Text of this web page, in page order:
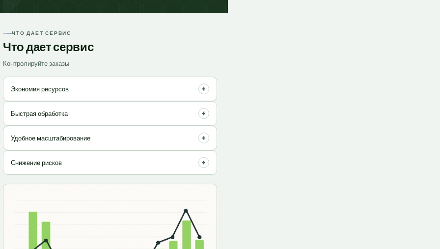
ЧТО ДАЕТ СЕРВИС
Что дает сервис
Контролируйте заказы
Экономия ресурсов +
только за использованное.
Быстрая обработка +
товаров вашим клиентам.
Удобное масштабирование +
без лишних усилий.
Снижение рисков +